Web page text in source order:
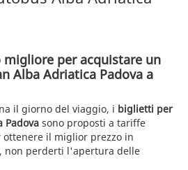
per acquistare un
Alba Adriatica Padova a
il giorno del viaggio, i biglietti per
Padova sono proposti a tariffe
ottenere il miglior prezzo in
non perderti l'apertura delle